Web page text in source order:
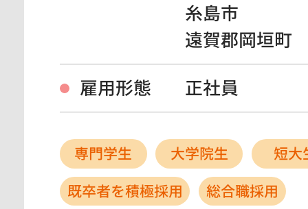
糸島市
遠賀郡岡垣町
雇用形態
正社員
専門学生 大学院生
短大
既卒者を積極採用
総合職採用